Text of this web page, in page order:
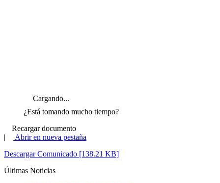
Cargando...
¿Está tomando mucho tiempo?
Recargar documento
|
Abrir en nueva pestaña
Descargar Comunicado [138.21 KB]
Últimas Noticias